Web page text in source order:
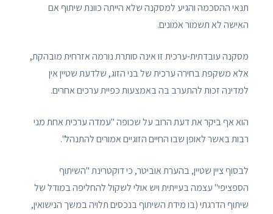
תנאי ההסכמה והגיע למסקנה שלא הייתה כוונת שיתוף אם
האישה לא תשמור אמונים.
מסקנה עובדתית-ערכית זו אינה סותרת נורמה אזרחית מובהקת,
אלא משקפת בחירה ערכית של בני הזוג, שלדעת שטיין אין
למדינה זכות להתערב בה באמצעות כפיית ערכים אחרים.
הוא אף ביקר את דעת הרוב על שכופה "עמדה ערכית אחת מני
רבות באשר לאופן שבו החיים הזוגיים אמורים להתנהל".
לבסוף ציין שטיין, בהערת אוביטר, כי דוקטרינת "השיתוף
הספציפי" עצמה בעייתית ויש אולי לשקול להחליפה במודל של
שיתוף הדרגתי (בו מידת השיתוף בנכסים תלויה במשך הנישואין,